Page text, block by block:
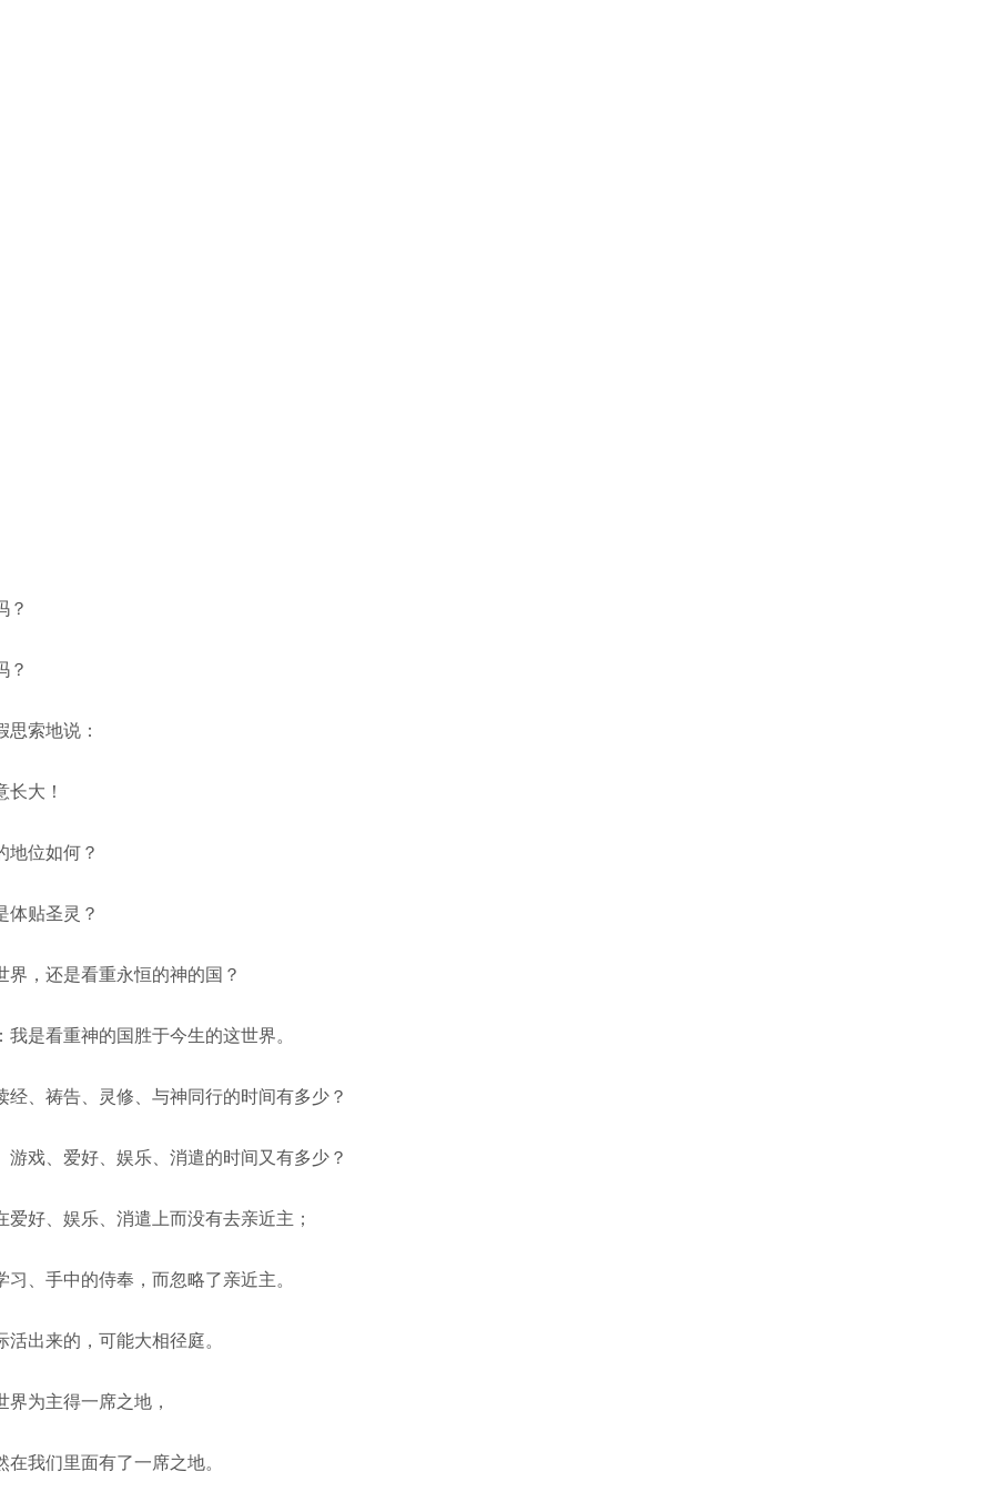
？
？
索地说：
大！
地位如何？
体贴圣灵？
界，还是看重永恒的神的国？
是看重神的国胜于今生的这世界。
经、祷告、灵修、与神同行的时间有多少？
游戏、爱好、娱乐、消遣的时间又有多少？
爱好、娱乐、消遣上而没有去亲近主；
、手中的侍奉，而忽略了亲近主。
出来的，可能大相径庭。
为主得一席之地，
我们里面有了一席之地。